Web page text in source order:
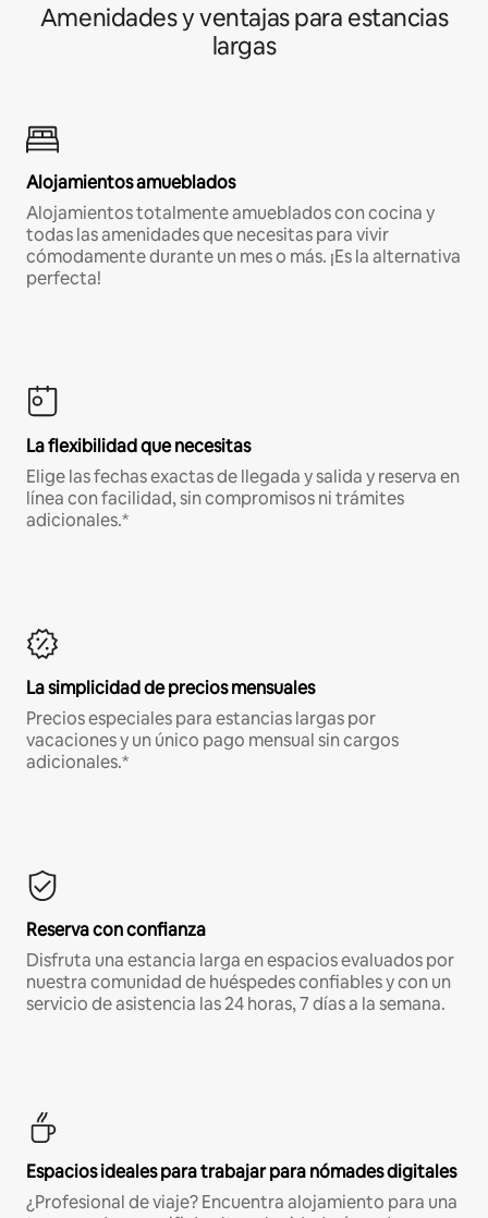
Amenidades y ventajas para estancias
largas
Alojamientos amueblados
Alojamientos totalmente amueblados con cocina y
todas las amenidades que necesitas para vivir
cómodamente durante un mes o más. ¡Es la alternativa
perfecta!
La flexibilidad que necesitas
Elige las fechas exactas de llegada y salida y reserva en
línea con facilidad, sin compromisos ni trámites
adicionales.*
La simplicidad de precios mensuales
Precios especiales para estancias largas por
vacaciones y un único pago mensual sin cargos
adicionales.*
Reserva con confianza
Disfruta una estancia larga en espacios evaluados por
nuestra comunidad de huéspedes confiables y con un
servicio de asistencia las 24 horas, 7 días a la semana.
Espacios ideales para trabajar para nómades digitales
¿Profesional de viaje? Encuentra alojamiento para una